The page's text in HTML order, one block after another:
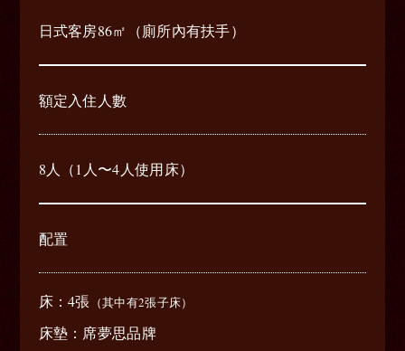
日式客房86㎡（廁所內有扶手）
額定入住人數
8人（1人〜4人使用床）
配置
床：4張 （其中有2張子床）
床墊：席夢思品牌